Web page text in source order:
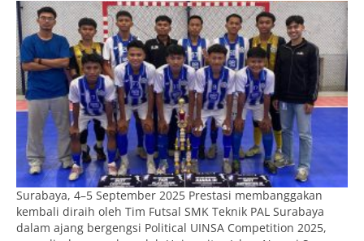
Surabaya, 4–5 September 2025 Prestasi membanggakan
kembali diraih oleh Tim Futsal SMK Teknik PAL Surabaya
dalam ajang bergengsi Political UINSA Competition 2025,